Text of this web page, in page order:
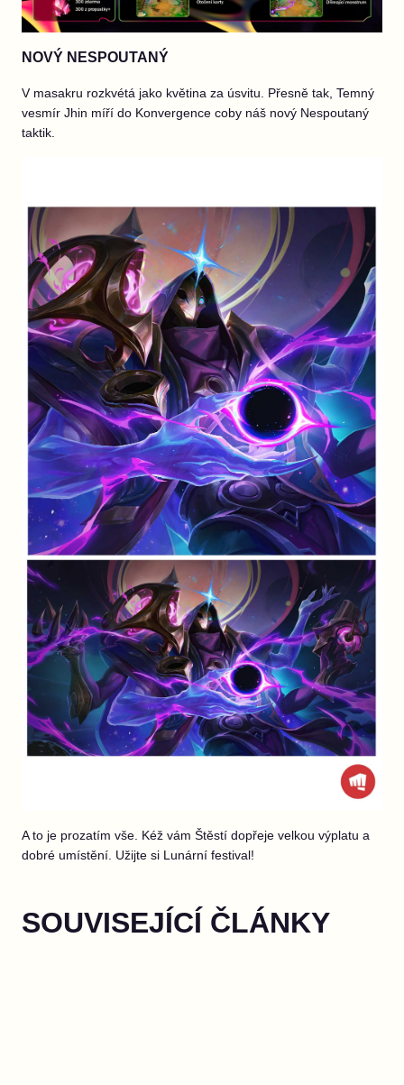
NOVÝ NESPOUTANÝ
V masakru rozkvétá jako květina za úsvitu. Přesně tak, Temný
vesmír Jhin míří do Konvergence coby náš nový Nespoutaný
taktik.
A to je prozatím vše. Kéž vám Štěstí dopřeje velkou výplatu a
dobré umístění. Užijte si Lunární festival!
SOUVISEJÍCÍ ČLÁNKY